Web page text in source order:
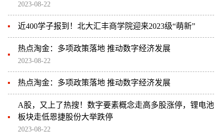
2023-08-22
近400学子报到！北大汇丰商学院迎来2023级“萌新”
热点淘金：多项政策落地 推动数字经济发展
2023-08-22
热点淘金：多项政策落地 推动数字经济发展
A股，又上了热搜！数字要素概念走高多股涨停，锂电池
板块走低恩捷股份大举跌停
2023-08-22